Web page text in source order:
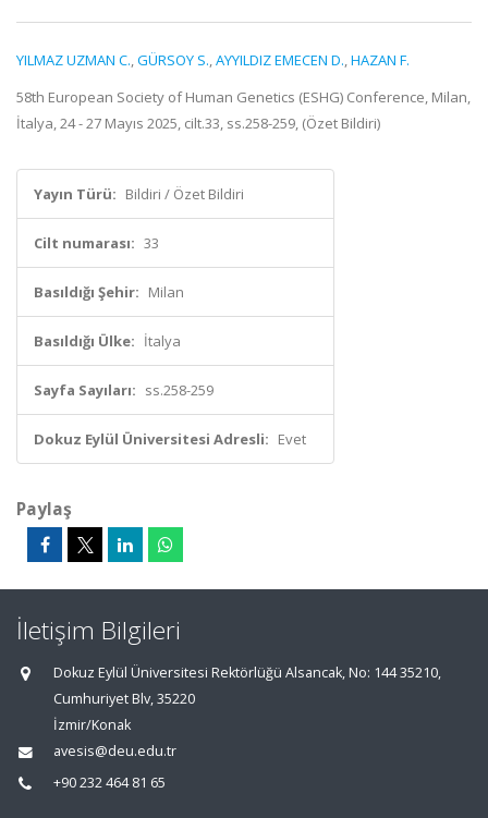
YILMAZ UZMAN C.,GÜRSOY S.,AYYILDIZ EMECEN D.,HAZAN F.
58th European Society of Human Genetics (ESHG) Conference, Milan,
İtalya, 24 - 27 Mayıs 2025, cilt.33, ss.258-259, (Özet Bildiri)
Yayın Türü: Bildiri / Özet Bildiri
Cilt numarası: 33
Basıldığı Şehir: Milan
Basıldığı Ülke: İtalya
Sayfa Sayıları: ss.258-259
Dokuz Eylül Üniversitesi Adresli: Evet
Paylaş
İletişim Bilgileri
Dokuz Eylül Üniversitesi Rektörlüğü Alsancak, No: 144 35210,
Cumhuriyet Blv, 35220
İzmir/Konak
avesis@deu.edu.tr
+90 232 464 81 65